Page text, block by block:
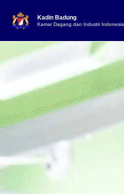
Kadin Badung
Kamar Dagang dan Industri Indonesia